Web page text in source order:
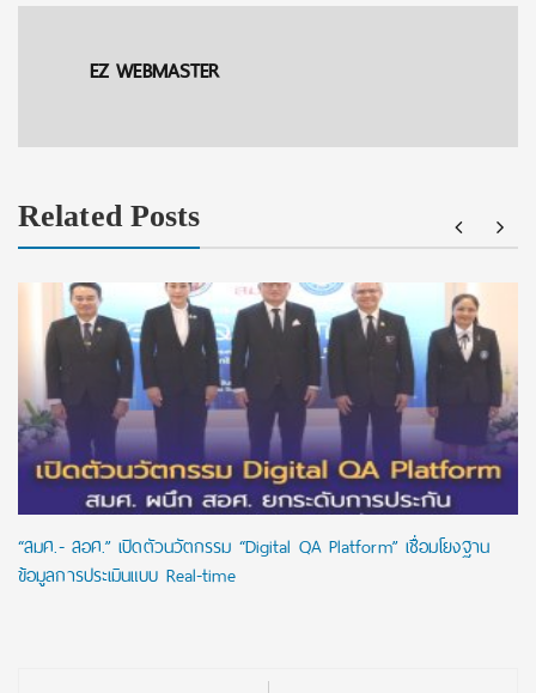
EZ WEBMASTER
Related Posts
“สมศ.- สอศ.” เปิดตัวนวัตกรรม “Digital QA Platform” เชื่อมโยงฐาน
ข้อมูลการประเมินแบบ Real-time